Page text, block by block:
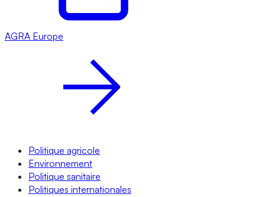
AGRA Europe
Politique agricole
Environnement
Politique sanitaire
Politiques internationales